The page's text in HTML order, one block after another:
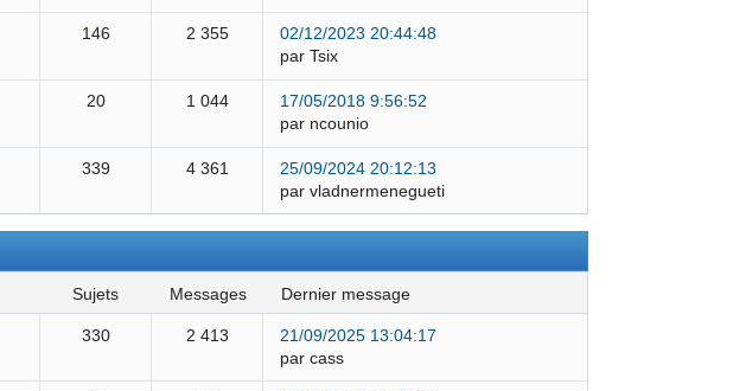
146 2 355
02/12/2023 20:44:48
par Tsix
20 1 044
17/05/2018 9:56:52
par ncounio
339 4 361
25/09/2024 20:12:13
par vladnermenegueti
sujets messages dernier message
330 2 413
21/09/2025 13:04:17
par cass